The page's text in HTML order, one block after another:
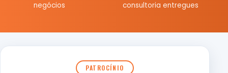
negócios
consultoria entregues
PATROCÍNIO